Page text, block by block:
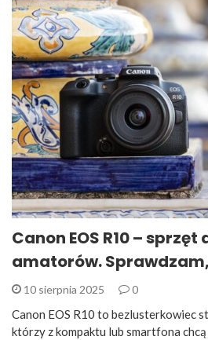
Canon EOS R10 –
amatorów.
10 sierpnia 2025 0
Canon EOS R10 to bezlusterkowiec
którzy z kompaktu lub smartfona